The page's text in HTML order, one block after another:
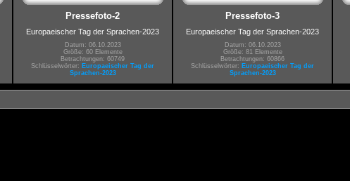
Pressefoto-2
Europaeischer Tag der Sprachen-2023
Datum: 06.10.2023
Größe: 60 Elemente
Betrachtungen: 60749
Schlüsselwörter: Europaeischer Tag der
Sprachen-2023
Pressefoto-3
Europaeischer Tag der Sprachen-2023
Datum: 06.10.2023
Größe: 81 Elemente
Betrachtungen: 60866
Schlüsselwörter: Europaeischer Tag der
Sprachen-2023